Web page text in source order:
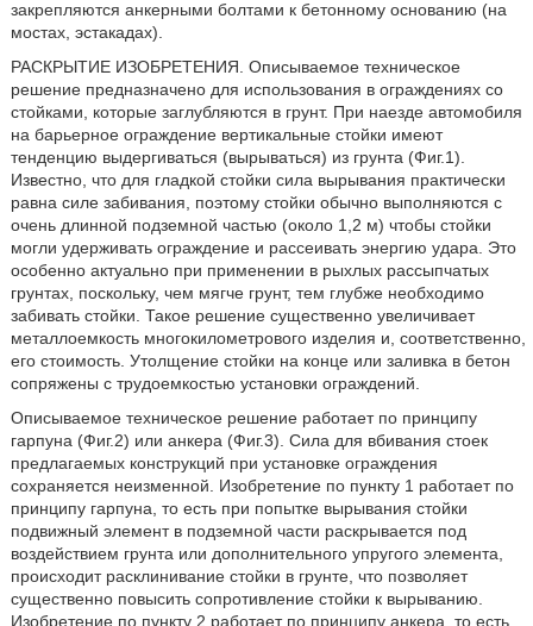
закрепляются анкерными болтами к бетонному основанию (на
мостах, эстакадах).
РАСКРЫТИЕ ИЗОБРЕТЕНИЯ. Описываемое техническое
решение предназначено для использования в ограждениях со
стойками, которые заглубляются в грунт. При наезде автомобиля
на барьерное ограждение вертикальные стойки имеют
тенденцию выдергиваться (вырываться) из грунта (Фиг.1).
Известно, что для гладкой стойки сила вырывания практически
равна силе забивания, поэтому стойки обычно выполняются с
очень длинной подземной частью (около 1,2 м) чтобы стойки
могли удерживать ограждение и рассеивать энергию удара. Это
особенно актуально при применении в рыхлых рассыпчатых
грунтах, поскольку, чем мягче грунт, тем глубже необходимо
забивать стойки. Такое решение существенно увеличивает
металлоемкость многокилометрового изделия и, соответственно,
его стоимость. Утолщение стойки на конце или заливка в бетон
сопряжены с трудоемкостью установки ограждений.
Описываемое техническое решение работает по принципу
гарпуна (Фиг.2) или анкера (Фиг.3). Сила для вбивания стоек
предлагаемых конструкций при установке ограждения
сохраняется неизменной. Изобретение по пункту 1 работает по
принципу гарпуна, то есть при попытке вырывания стойки
подвижный элемент в подземной части раскрывается под
воздействием грунта или дополнительного упругого элемента,
происходит расклинивание стойки в грунте, что позволяет
существенно повысить сопротивление стойки к вырыванию.
Изобретение по пункту 2 работает по принципу анкера, то есть